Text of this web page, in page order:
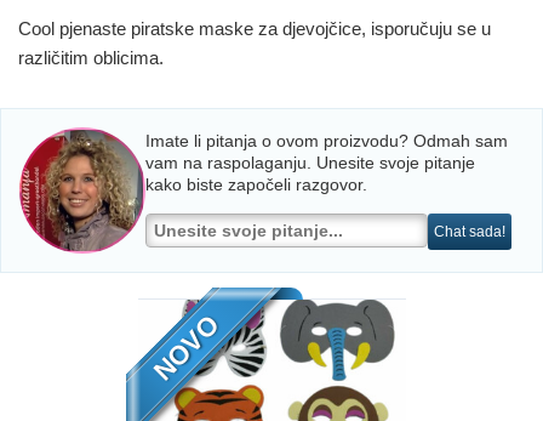
Cool pjenaste piratske maske za djevojčice, isporučuju se u
različitim oblicima.
Imate li pitanja o ovom proizvodu? Odmah sam
vam na raspolaganju. Unesite svoje pitanje
kako biste započeli razgovor.
Chat sada!
NOVO